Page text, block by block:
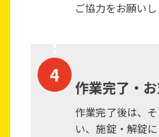
ご協力をお願いし
作業完了・
作業完了後は、
い、施錠・解錠